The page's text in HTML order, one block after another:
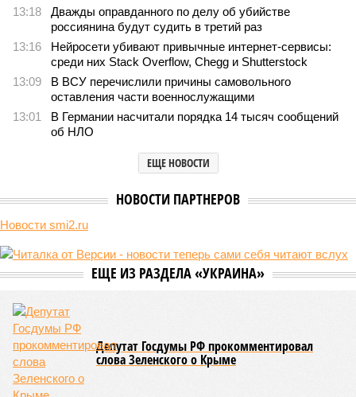
13:18
Дважды оправданного по делу об убийстве
россиянина будут судить в третий раз
13:16
Нейросети убивают привычные интернет-сервисы:
среди них Stack Overflow, Chegg и Shutterstock
13:09
В ВСУ перечислили причины самовольного
оставления части военнослужащими
13:01
В Германии насчитали порядка 14 тысяч сообщений
об НЛО
ЕЩЕ НОВОСТИ
НОВОСТИ ПАРТНЕРОВ
Новости smi2.ru
ЕЩЕ ИЗ РАЗДЕЛА «УКРАИНА»
Депутат Госдумы РФ прокомментировал
слова Зеленского о Крыме